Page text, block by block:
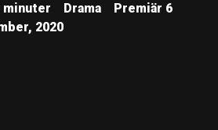
minuter Drama
Premiär 6
2020